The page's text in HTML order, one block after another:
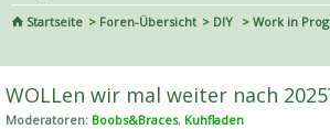
Startseite
Foren-Übersicht DIY
Work in
he
WOLLen wir mal weiter nach
Moderatoren: Boobs&Braces, Kuhfladen